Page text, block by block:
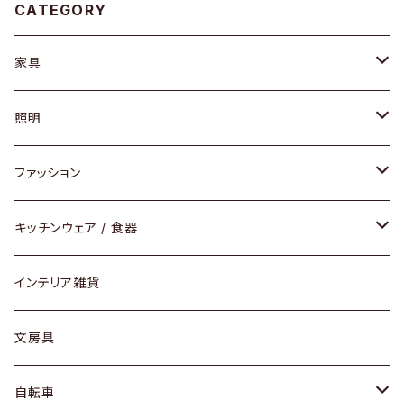
CATEGORY
家具
ソファ / ベンチ
チェア / スツール
ダイニングセット / ダイニングテーブル
ローテーブル / サイドテーブル
デスク / コンソール
ドレッサー
照明
ペンダントライト
テーブルランプ / デスクスタンド
フロアライト
ファッション
アクセサリー
リング
ピアス / イヤリング
財布
バッグ
アウター
キッチンウェア / 食器
グラス / タンブラー
カップ / マグ
プレート / ボウル
インテリア雑貨
文房具
自転車